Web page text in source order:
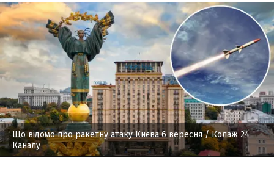
Що відомо про ракетну атаку Києва 6 вересня/ Колаж 24
Каналу